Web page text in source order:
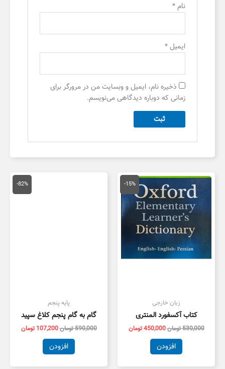
نام*
ایمیل*
ذخیره نام، ایمیل و وبسایت من در مرورگر برای
زمانی که دوباره دیدگاهی می‌نویسم.
-15%
زبان خارجی
کتاب آکسفورد المنتری
530,000تومان
قیمت
اصلی
530,000 تومان
بود.
450,000تومان
قیمت
فعلی
است.
افزودن
-82%
پایه پنجم
گام به گام پنجم کلاغ سپید
590,000تومان
590,000 تومان
107,200 تومان
قیمت
فعلی
افزودن